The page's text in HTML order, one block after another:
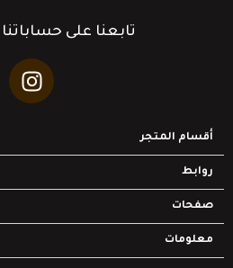
تابعنا على
أقسام المتجر
روابط
صفحات
معلومات